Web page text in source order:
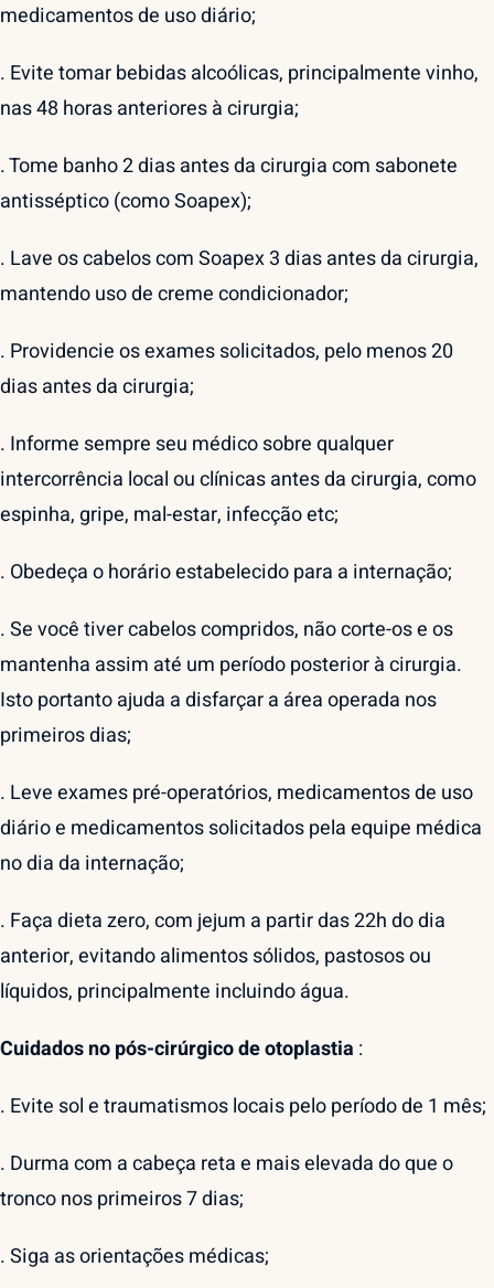
medicamentos de uso diário;
. Evite tomar bebidas alcoólicas, principalmente vinho,
nas 48 horas anteriores à cirurgia;
. Tome banho 2 dias antes da cirurgia com sabonete
antisséptico (como Soapex);
. Lave os cabelos com Soapex 3 dias antes da cirurgia,
mantendo uso de creme condicionador;
. Providencie os exames solicitados, pelo menos 20
dias antes da cirurgia;
. Informe sempre seu médico sobre qualquer
intercorrência local ou clínicas antes da cirurgia, como
espinha, gripe, mal-estar, infecção etc;
. Obedeça o horário estabelecido para a internação;
. Se você tiver cabelos compridos, não corte-os e os
mantenha assim até um período posterior à cirurgia.
Isto portanto ajuda a disfarçar a área operada nos
primeiros dias;
. Leve exames pré-operatórios, medicamentos de uso
diário e medicamentos solicitados pela equipe médica
no dia da internação;
. Faça dieta zero, com jejum a partir das 22h do dia
anterior, evitando alimentos sólidos, pastosos ou
líquidos, principalmente incluindo água.
Cuidados no pós-cirúrgico de otoplastia :
. Evite sol e traumatismos locais pelo período de 1 mês;
. Durma com a cabeça reta e mais elevada do que o
tronco nos primeiros 7 dias;
. Siga as orientações médicas;